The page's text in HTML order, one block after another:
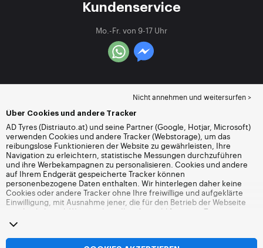
Kundenservice
Mo.-Fr. von 9-17 Uhr
Nicht annehmen und weitersurfen >
Über Cookies und andere Tracker
AD Tyres (Distriauto.at) und seine Partner (Google, Hotjar, Microsoft)
verwenden Cookies und andere Tracker (Webstorage), um das
reibungslose Funktionieren der Website zu gewährleisten, Ihre
Navigation zu erleichtern, statistische Messungen durchzuführen
und ihre Werbekampagnen zu personalisieren. Cookies und andere
auf Ihrem Endgerät gespeicherte Tracker können
personenbezogene Daten enthalten. Wir hinterlegen daher keine
Cookies oder andere Tracker ohne Ihre freiwillige und aufgeklärte
Einwilligung, mit Ausnahme jener, die für den Betrieb der Webseite
unerlässlich sind. Wir speichern Ihre Auswahl für einen Zeitraum von
6 Monaten. Sie können Ihre Einwilligung jederzeit widerrufen, indem
Sie die Webseite
die Möglichkeit, Ihre Navigation fortzusetzen, ohne die Hinterlegung